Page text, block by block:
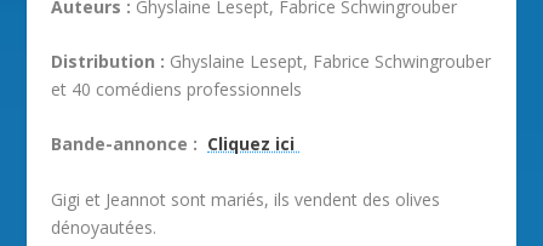
Auteurs : Ghyslaine Lesept, Fabrice Schwingrouber
Distribution : Ghyslaine Lesept, Fabrice Schwingrouber
et 40 comédiens professionnels
Bande-annonce : Cliquez ici
Gigi et Jeannot sont mariés, ils vendent des olives
dénoyautées.